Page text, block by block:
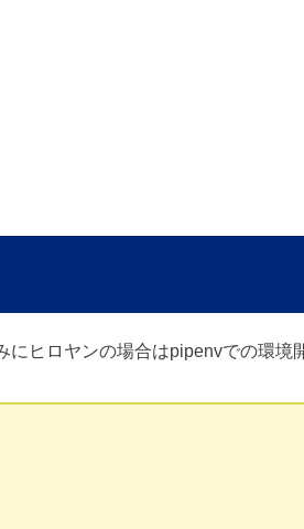
ヒロヤンの場合はpipenvでの環境